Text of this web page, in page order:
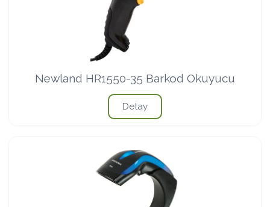
Newland HR1550-35 Barkod Okuyucu
Detay